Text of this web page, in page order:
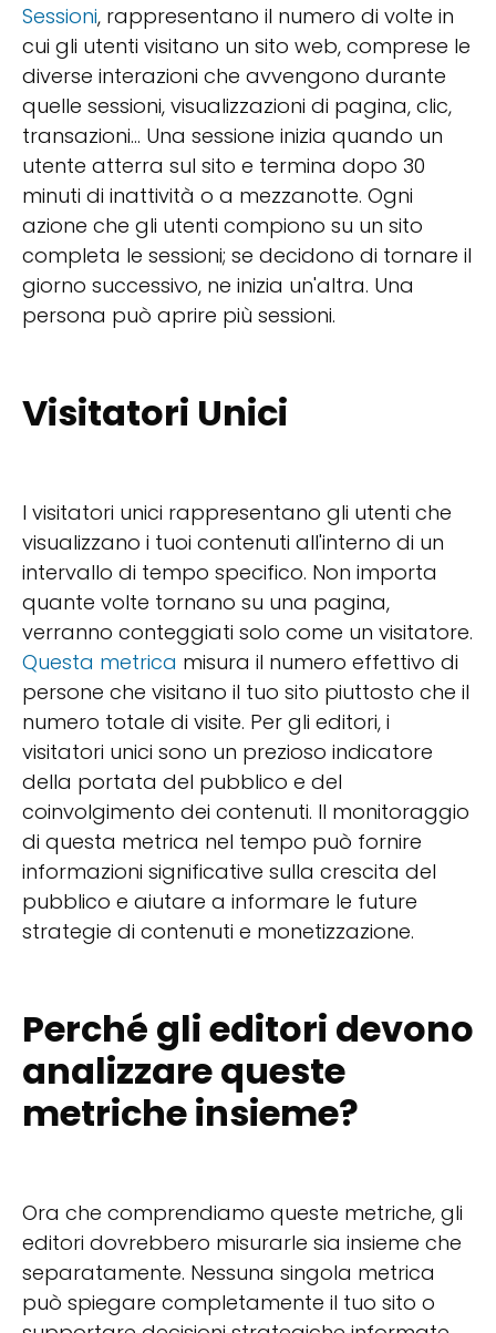
Sessioni, rappresentano il numero di volte in
cui gli utenti visitano un sito web, comprese le
diverse interazioni che avvengono durante
quelle sessioni, visualizzazioni di pagina, clic,
transazioni… Una sessione inizia quando un
utente atterra sul sito e termina dopo 30
minuti di inattività o a mezzanotte. Ogni
azione che gli utenti compiono su un sito
completa le sessioni; se decidono di tornare il
giorno successivo, ne inizia un'altra. Una
persona può aprire più sessioni.
Visitatori Unici
I visitatori unici rappresentano gli utenti che
visualizzano i tuoi contenuti all'interno di un
intervallo di tempo specifico. Non importa
quante volte tornano su una pagina,
verranno conteggiati solo come un visitatore.
Questa metrica misura il numero effettivo di
persone che visitano il tuo sito piuttosto che il
numero totale di visite. Per gli editori, i
visitatori unici sono un prezioso indicatore
della portata del pubblico e del
coinvolgimento dei contenuti. Il monitoraggio
di questa metrica nel tempo può fornire
informazioni significative sulla crescita del
pubblico e aiutare a informare le future
strategie di contenuti e monetizzazione.
Perché gli editori devono
analizzare queste
metriche insieme?
Ora che comprendiamo queste metriche, gli
editori dovrebbero misurarle sia insieme che
separatamente. Nessuna singola metrica
può spiegare completamente il tuo sito o